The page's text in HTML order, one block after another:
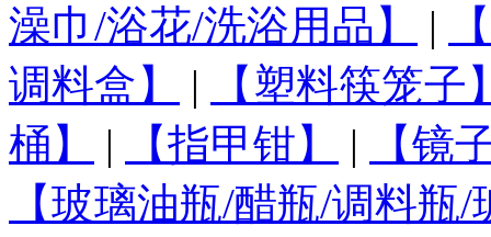
澡巾/浴花/洗浴用品】
|
调料盒】
|
【塑料筷笼子
桶】
| 【指甲钳】 |
【镜
【玻璃油瓶/醋瓶/调料瓶